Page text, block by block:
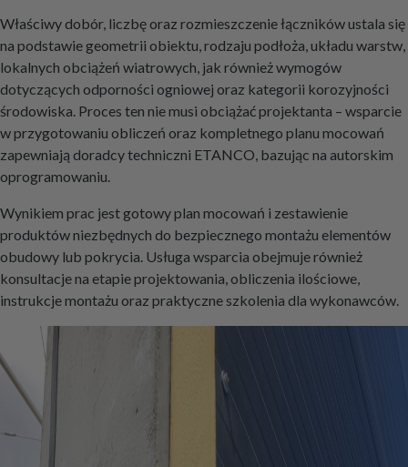
Właściwy dobór, liczbę oraz rozmieszczenie łączników ustala się
na podstawie geometrii obiektu, rodzaju podłoża, układu warstw,
lokalnych obciążeń wiatrowych, jak również wymogów
dotyczących odporności ogniowej oraz kategorii korozyjności
środowiska. Proces ten nie musi obciążać projektanta – wsparcie
w przygotowaniu obliczeń oraz kompletnego planu mocowań
zapewniają doradcy techniczni ETANCO, bazując na autorskim
oprogramowaniu.
Wynikiem prac jest gotowy plan mocowań i zestawienie
produktów niezbędnych do bezpiecznego montażu elementów
obudowy lub pokrycia. Usługa wsparcia obejmuje również
konsultacje na etapie projektowania, obliczenia ilościowe,
instrukcje montażu oraz praktyczne szkolenia dla wykonawców.